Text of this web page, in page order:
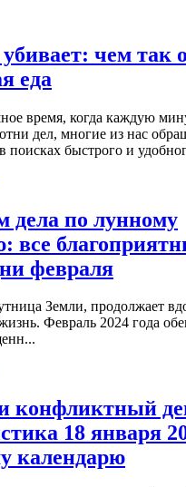
чем так
еда
время, когда каждую
дел, многие из нас
поисках быстрого и
дела по лунному
все
февраля
Земли, продолжает
Февраль 2024 года
конфликтный
18 января
календарю